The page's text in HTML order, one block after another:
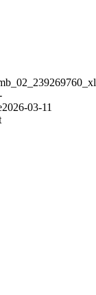
2026-03-11